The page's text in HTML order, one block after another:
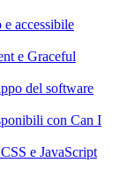
accessibile
e Graceful
del software
con Can I
e JavaScript